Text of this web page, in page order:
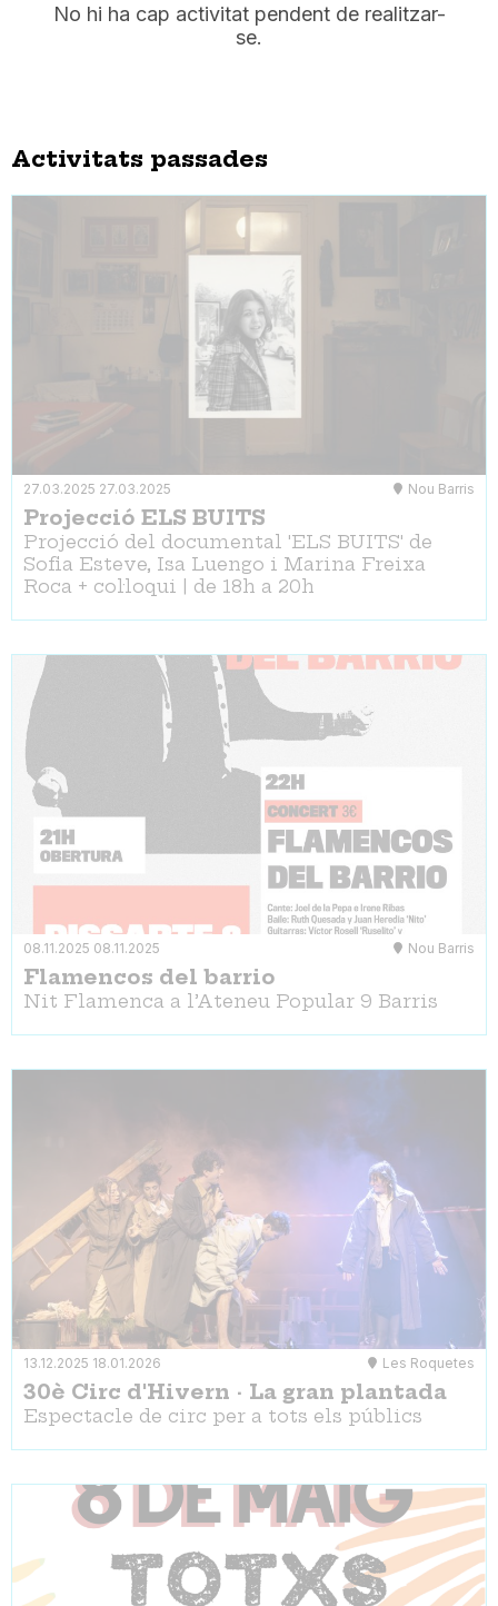
No hi ha cap activitat pendent de realitzar-
se.
Activitats passades
27.03.2025 27.03.2025 Nou Barris
Projecció ELS BUITS
Projecció del documental 'ELS BUITS' de
Sofia Esteve, Isa Luengo i Marina Freixa
Roca + col·loqui | de 18h a 20h
08.11.2025 08.11.2025 Nou Barris
Flamencos del barrio
Nit Flamenca a l’Ateneu Popular 9 Barris
13.12.2025 18.01.2026 Les Roquetes
30è Circ d'Hivern · La gran plantada
Espectacle de circ per a tots els públics